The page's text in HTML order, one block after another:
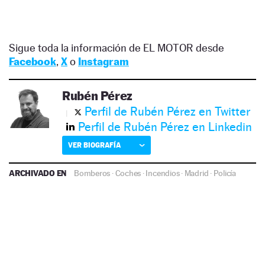
Sigue toda la información de EL MOTOR desde
Facebook, Xo Instagram
Rubén Pérez
Perfil de Rubén Pérez en Twitter
Perfil de Rubén Pérez en Linkedin
VER BIOGRAFÍA
ARCHIVADO EN Bomberos ·Coches ·Incendios· Madrid · Policía